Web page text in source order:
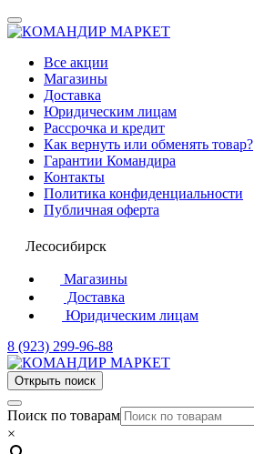
Все акции
Магазины
Доставка
Юридическим лицам
Рассрочка и кредит
Как вернуть или обменять товар?
Гарантии Командира
Контакты
Политика конфиденциальности
Публичная оферта
Лесосибирск
Магазины
Доставка
Юридическим лицам
8 (923) 299-96-88
Открыть поиск
Поиск по товарам
×